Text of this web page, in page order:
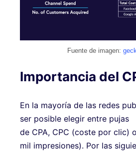
Fuente de imagen:
Importancia del
En la mayoría de las redes
ser posible elegir entre pujas
de CPA, CPC (coste por clic)
mil impresiones). Por las